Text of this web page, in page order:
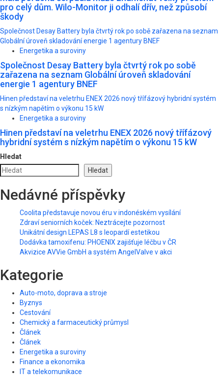
pro celý dům. Wilo-Monitor ji odhalí dřív, než způsobí
škody
Společnost Desay Battery byla čtvrtý rok po sobě zařazena na seznam
Globální úroveň skladování energie 1 agentury BNEF
Energetika a suroviny
Společnost Desay Battery byla čtvrtý rok po sobě
zařazena na seznam Globální úroveň skladování
energie 1 agentury BNEF
Hinen představí na veletrhu ENEX 2026 nový třífázový hybridní systém
s nízkým napětím o výkonu 15 kW
Energetika a suroviny
Hinen představí na veletrhu ENEX 2026 nový třífázový
hybridní systém s nízkým napětím o výkonu 15 kW
Hledat
Hledat
Nedávné příspěvky
Coolita představuje novou éru v indonéském vysílání
Zdraví seniorních koček: Neztrácejte pozornost
Unikátní design LEPAS L8 s leopardí estetikou
Dodávka tamoxifenu: PHOENIX zajišťuje léčbu v ČR
Akvizice AVVie GmbH a systém AngelValve v akci
Kategorie
Auto-moto, doprava a stroje
Byznys
Cestování
Chemický a farmaceutický průmysl
Článek
Článek
Energetika a suroviny
Finance a ekonomika
IT a telekomunikace